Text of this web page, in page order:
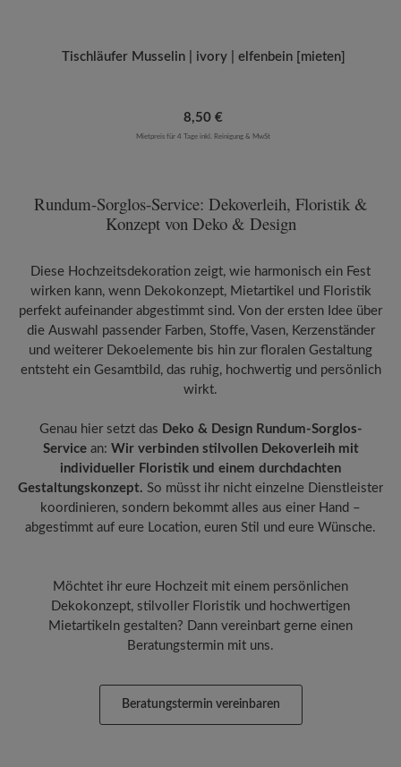
Tischläufer Musselin | ivory | elfenbein [mieten]
Regulärer Preis:
8,50 €
Mietpreis für 4 Tage inkl. Reinigung & MwSt
Rundum-Sorglos-Service: Dekoverleih, Floristik &
Konzept von Deko & Design
Diese Hochzeitsdekoration zeigt, wie harmonisch ein Fest
wirken kann, wenn Dekokonzept, Mietartikel und Floristik
perfekt aufeinander abgestimmt sind. Von der ersten Idee über
die Auswahl passender Farben, Stoffe, Vasen, Kerzenständer
und weiterer Dekoelemente bis hin zur floralen Gestaltung
entsteht ein Gesamtbild, das ruhig, hochwertig und persönlich
wirkt.
Genau hier setzt das Deko & Design Rundum-Sorglos-
Servicean: Wir verbinden stilvollen Dekoverleih mit
individueller Floristik und einem durchdachten
Gestaltungskonzept. So müsst ihr nicht einzelne Dienstleister
koordinieren, sondern bekommt alles aus einer Hand –
abgestimmt auf eure Location, euren Stil und eure Wünsche.
Möchtet ihr eure Hochzeit mit einem persönlichen
Dekokonzept, stilvoller Floristik und hochwertigen
Mietartikeln gestalten? Dann vereinbart gerne einen
Beratungstermin mit uns.
Beratungstermin vereinbaren